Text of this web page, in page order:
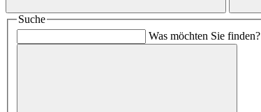
Suche
Was möchten Sie finden?